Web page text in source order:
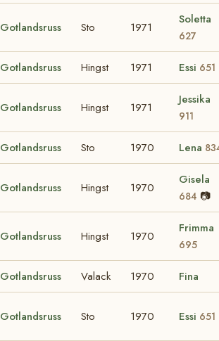
Gotlandsruss Sto 1971
Soletta
627
Gotlandsruss Hingst 1971 Essi 651
Gotlandsruss Hingst 1971
Jessika
911
Gotlandsruss Sto 1970 Lena
Gotlandsruss Hingst 1970
Gisela
684 📷
Gotlandsruss Hingst 1970
Frimma
695
Gotlandsruss Valack 1970 Fina
Gotlandsruss Sto 1970 Essi 651